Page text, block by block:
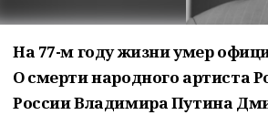
На 77-м году жизни умер
О смерти народного артиста
России Владимира Путина